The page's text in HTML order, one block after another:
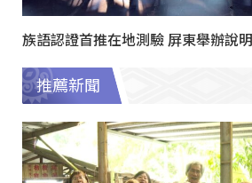
族語認證首推在地測驗 屏東舉辦說
推薦新聞